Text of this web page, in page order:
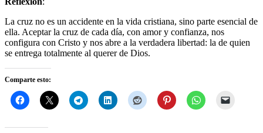
La cruz no es un accidente en la vida cristiana, sino parte esencial de
ella. Aceptar la cruz de cada día, con amor y confianza, nos
configura con Cristo y nos abre a la verdadera libertad: la de quien
se entrega totalmente al querer de Dios.
Comparte esto: